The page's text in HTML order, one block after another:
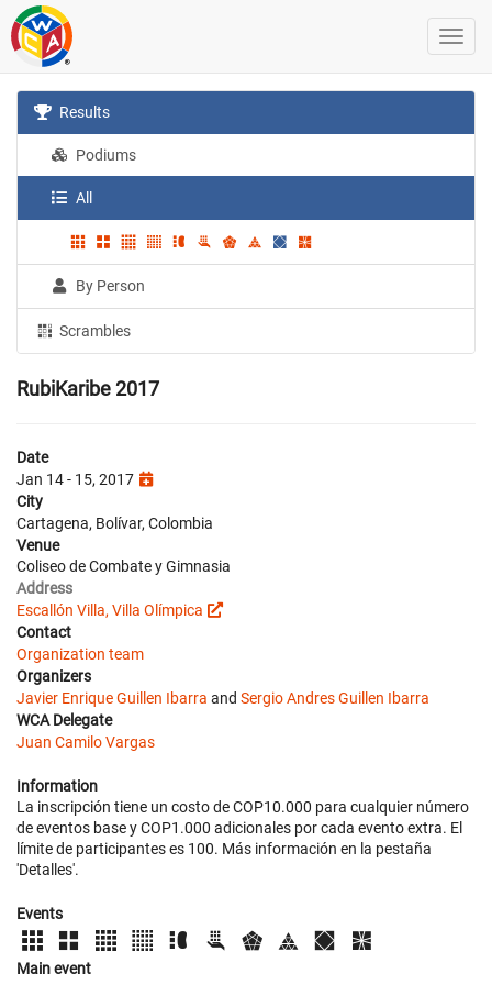
Results
Podiums
All
By Person
Scrambles
RubiKaribe 2017
Date
Jan 14 - 15, 2017
City
Cartagena, Bolívar, Colombia
Venue
Coliseo de Combate y Gimnasia
Address
Escallón Villa, Villa Olímpica
Contact
Organization team
Organizers
Javier Enrique Guillen Ibarra and Sergio Andres Guillen Ibarra
WCA Delegate
Juan Camilo Vargas
Information
La inscripción tiene un costo de COP10.000 para cualquier número
de eventos base y COP1.000 adicionales por cada evento extra. El
límite de participantes es 100. Más información en la pestaña
'Detalles'.
Events
Main event